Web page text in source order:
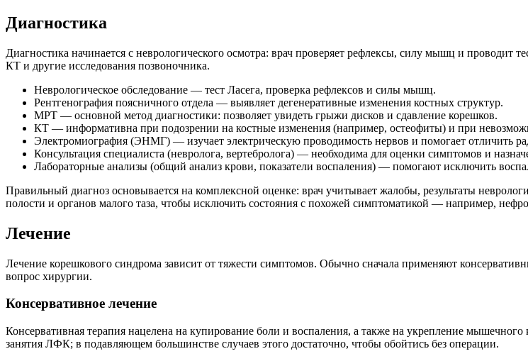
Диагностика
Диагностика начинается с неврологического осмотра: врач проверяет рефлексы, силу мышц и
КТ и другие исследования позвоночника.
Неврологическое обследование — тест Ласега, проверка рефлексов и силы мышц.
Рентгенография поясничного отдела — выявляет дегенеративные изменения костных структур.
МРТ — основной метод диагностики: позволяет увидеть грыжи дисков и сдавление корешков.
КТ — информативна при подозрении на костные изменения (например, остеофиты) и при
Электромиография (ЭНМГ) — изучает электрическую проводимость нервов и помогает отличить
Консультация специалиста (невролога, вертебролога) — необходима для оценки симптомов и
Лабораторные анализы (общий анализ крови, показатели воспаления) — помогают исключить
Правильный диагноз основывается на комплексной оценке: врач учитывает жалобы, результаты
полости и органов малого таза, чтобы исключить состояния с похожей симптоматикой — например,
Лечение
Лечение корешкового синдрома зависит от тяжести симптомов. Обычно сначала применяют
вопрос хирургии.
Консервативное лечение
Консервативная терапия нацелена на купирование боли и воспаления, а также на укрепление
занятия ЛФК; в подавляющем большинстве случаев этого достаточно, чтобы обойтись без операции.